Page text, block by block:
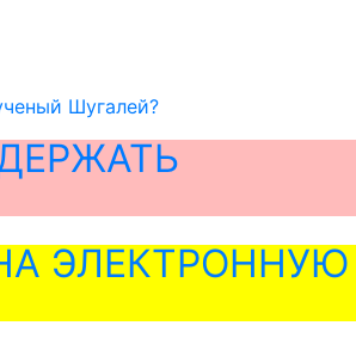
Шугалей?
ЭЛЕКТРОННУЮ